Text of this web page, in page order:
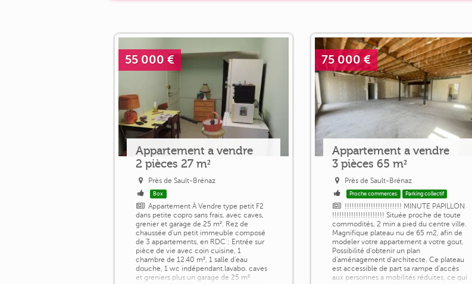
55 000 €
Appartement a vendre
2 pièces 27 m²
Près de Sault-Brénaz
Box
Appartement À Vendre type petit F2
dans petite copro sans frais, avec caves,
grenier et garage de 25 m². Rez de
chaussée d'un petit immeuble composé
de 3 appartements, en RDC : Entrée sur
pièce de vie avec coin cuisine, 1
chambre de 12.40 m², 1 salle d'eau
douche, 1 wc indépendant.lavabo. caves
et greniers plus un garage de 25 m²
75 000 €
Appartement a vendre
3 pièces 65 m²
Près de Sault-Brénaz
Proche commerces Parking collectif
!!!!!!!!!!!!!!!!!!!!!!!! MINUTE PAPILLON
!!!!!!!!!!!!!!!!!!!!!! Située proche de toute
commodités, 2 min a pied du centre ville.
Magnifique plateau nu de 65 m2, afin de
modeler votre appartement a votre gout.
Possibilité d'obtenir un plan
d'aménagement d'architecte. Ce plateau
est accessible de part sa rampe d'accès
aux personnes a mobilités réduites, ce qui